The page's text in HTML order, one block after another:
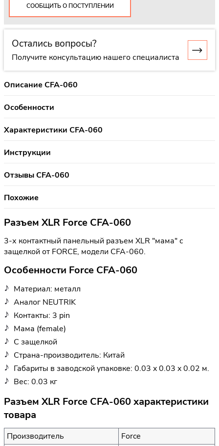
СООБЩИТЬ О ПОСТУПЛЕНИИ
Остались вопросы?
Получите консультацию нашего специалиста
Описание CFA-060
Особенности
Характеристики CFA-060
Инструкции
Отзывы CFA-060
Похожие
Разъем XLR Force CFA-060
3-х контактный панельный разъем XLR "мама" с
защелкой от FORCE, модели CFA-060.
Особенности Force CFA-060
Материал: металл
Аналог NEUTRIK
Контакты: 3 pin
Мама (female)
С защелкой
Страна-производитель: Китай
Габариты в заводской упаковке: 0.03 x 0.03 x 0.02 м.
Вес: 0.03 кг
Разъем XLR Force CFA-060 характеристики
товара
Производитель
Force